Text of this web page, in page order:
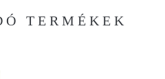
TERMÉKEK